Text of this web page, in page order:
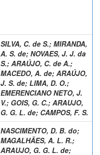
SILVA, C. de S.; MIRANDA,
A. S. de; NOVAES, J. J. da
S.; ARAÚJO, C. de A.;
MACEDO, A. de; ARAÚJO,
J. S. de; LIMA, D. O.;
EMERENCIANO NETO, J.
V.; GOIS, G. C.; ARAUJO,
G. G. L. de; CAMPOS, F. S.
NASCIMENTO, D. B. do;
MAGALHÃES, A. L. R.;
ARAUJO, G. G. L. de;